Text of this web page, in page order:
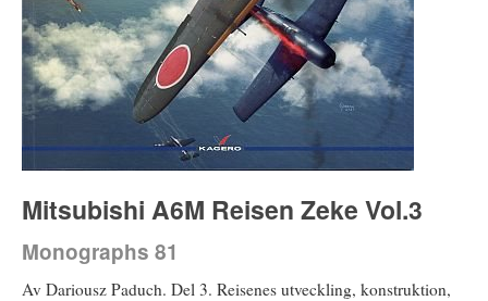
Mitsubishi A6M Reisen Zeke Vol.3
Monographs 81
Av Dariousz Paduch. Del 3. Reisenes utveckling, konstruktion,